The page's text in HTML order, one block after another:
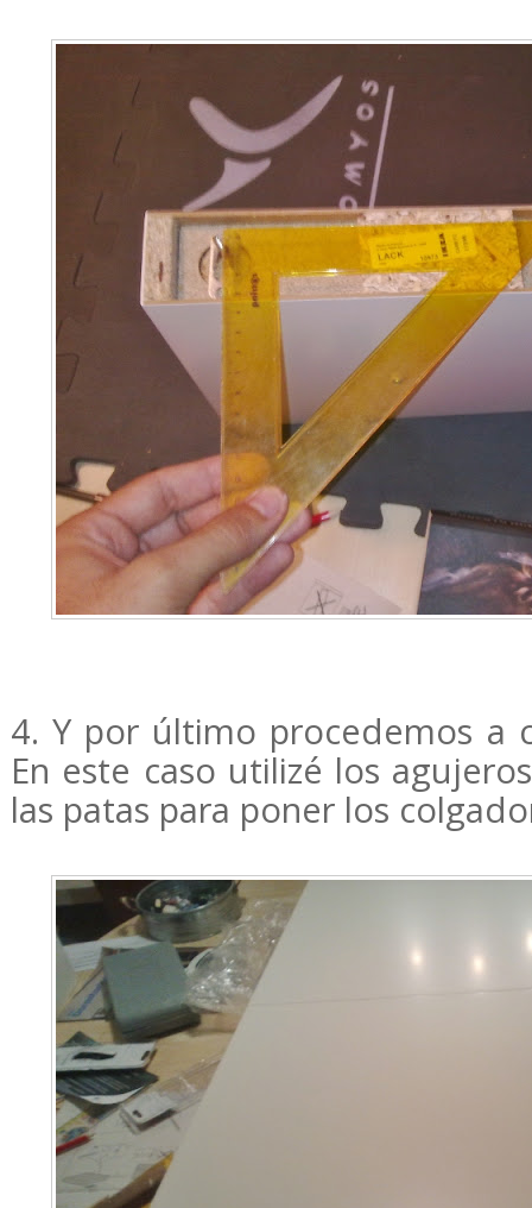
4. Y por último procedemos a
En este caso utilizé los
las patas para poner los